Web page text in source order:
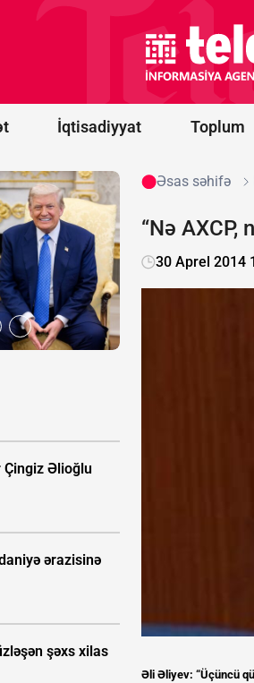
İqtisadiyyat Toplum
Vens və Modi
ABŞ-
Hindistan
əməkdaşlığını
müzakirə
Çingiz Əlioğlu
ərazisinə
şəxs xilas
Əsas səhifə
“Nə
30 Aprel 2014
Əli Əliyev: “Üçüncü